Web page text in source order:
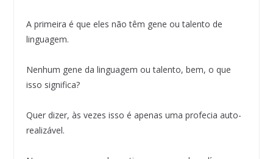
A primeira é que eles não têm gene ou talento de
linguagem.
Nenhum gene da linguagem ou talento, bem, o que
isso significa?
Quer dizer, às vezes isso é apenas uma profecia auto-
realizável.